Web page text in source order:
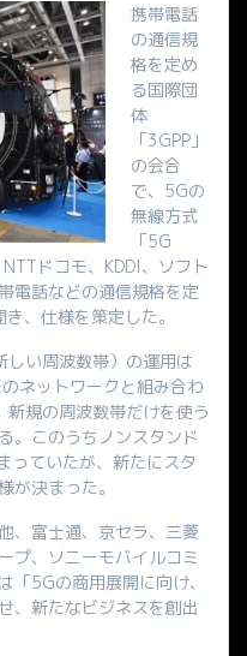
携帯電話
の通信規
格を定め
る国際団
体
「3GPP」
の会合
で、5Gの
無線方式
「5G
ドコモ、KDDI、ソフト
電話などの通信規格を定
、仕様を策定した。
い周波数帯）の運用は
ネットワークと組み合わ
規の周波数帯だけを使う
。このうちノンスタンド
ていたが、新たにスタ
が決まった。
、富士通、京セラ、三菱
プ、ソニーモバイルコミ
「5Gの商用展開に向け、
、新たなビジネスを創出